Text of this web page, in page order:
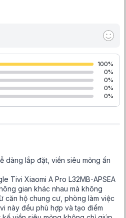
100%
0%
0%
0%
0%
dàng lắp đặt, viền siêu mỏng ấn
Tivi Xiaomi A Pro L32MB-APSEA
gian khác nhau mà không
căn hộ chung cư, phòng làm việc
này đều phù hợp và tạo điểm